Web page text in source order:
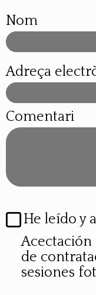
Nom
Adreça
Comentari
He leído y
Acectación
de
sesiones